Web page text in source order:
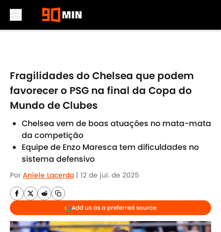
Fragilidades do Chelsea que podem
favorecer o PSG na final da Copa do
Mundo de Clubes
Chelsea vem de boas atuações no mata-mata
da competição
Equipe de Enzo Maresca tem dificuldades no
sistema defensivo
Por Aniele Lacerda | 12 de jul. de 2025
Add us as a preferred source